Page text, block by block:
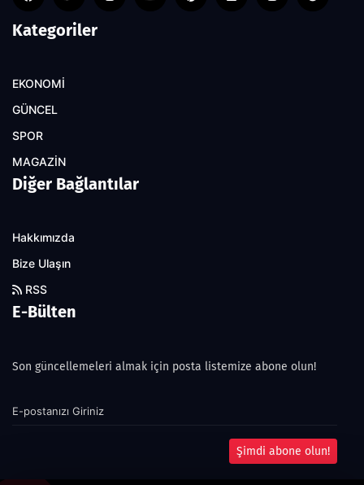
Kategoriler
EKONOMİ
GÜNCEL
SPOR
MAGAZİN
Diğer Bağlantılar
Hakkımızda
Bize Ulaşın
RSS
E-Bülten
Son güncellemeleri almak için posta listemize abone olun!
Şimdi abone olun!